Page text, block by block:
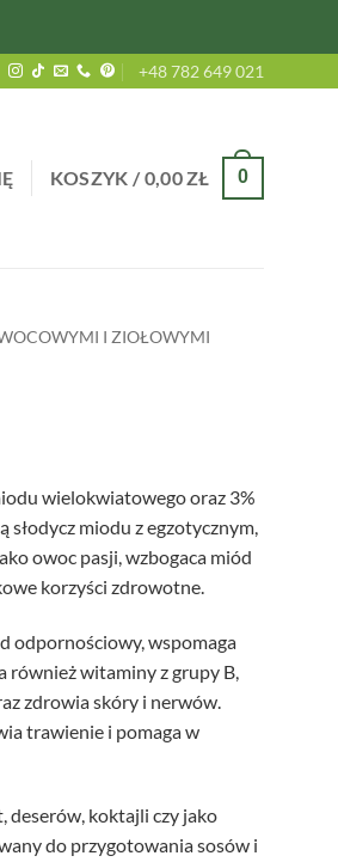
+48 782 649 021
KOSZYK /0,00ZŁ 0
I ZIOŁOWYMI
wielokwiatowego oraz 3%
słodycz miodu z egzotycznym,
owoc pasji, wzbogaca miód
korzyści zdrowotne.
odpornościowy, wspomaga
również witaminy z grupy B,
zdrowia skóry i nerwów.
trawienie i pomaga w
deserów, koktajli czy jako
do przygotowania sosów i